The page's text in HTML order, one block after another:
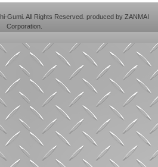
Gumi. All Rights Reserved. produced by ZANMAI
Corporation